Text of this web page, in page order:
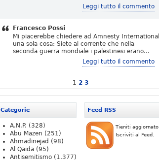
Leggi tutto il commento
Francesco Possi
Mi piacerebbe chiedere ad Amnesty International
una sola cosa: Siete al corrente che nella
seconda guerra mondiale i palestinesi erano…
Leggi tutto il commento
1 2 3
Feed RSS
Tieniti aggiornato.
Iscriviti al Feed.
Categorie
A.N.P. (328)
Abu Mazen (251)
Ahmadinejad (98)
Al Qaida (95)
Antisemitismo (1.377)